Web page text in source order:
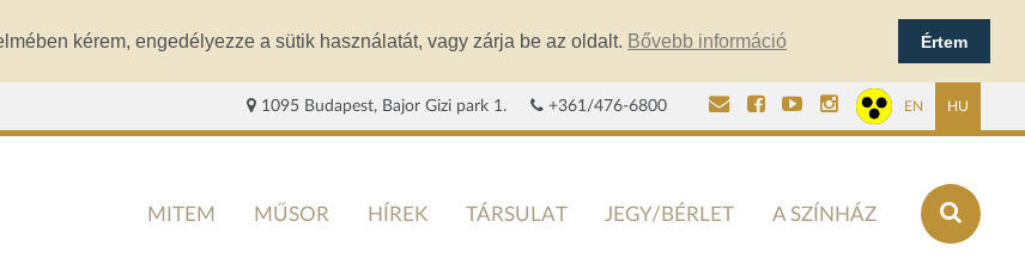
kérem, engedélyezze a sütik használatát, vagy zárja be az oldalt. Bővebb információ Értem
1095 Budapest, Bajor Gizi park 1. +361/476-6800 EN HU
MITEM MŰSOR HÍREK TÁRSULAT JEGY/BÉRLET A SZÍNHÁZ